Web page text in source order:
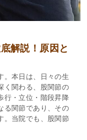
解説！原因と
。本日は、日々の生
く関わる、股関節の
行・立位・階段昇降
る関節であり、その
。当院でも、股関節